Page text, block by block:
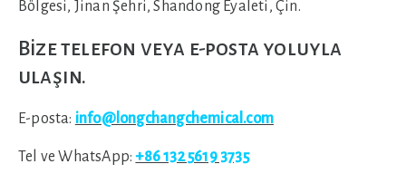
Bölgesi, Jinan Şehri, Shandong Eyaleti, Çin.
Bize telefon veya e-posta yoluyla
ulaşın.
E-posta: info@longchangchemical.com
Tel ve WhatsApp:+86 132 5619 3735